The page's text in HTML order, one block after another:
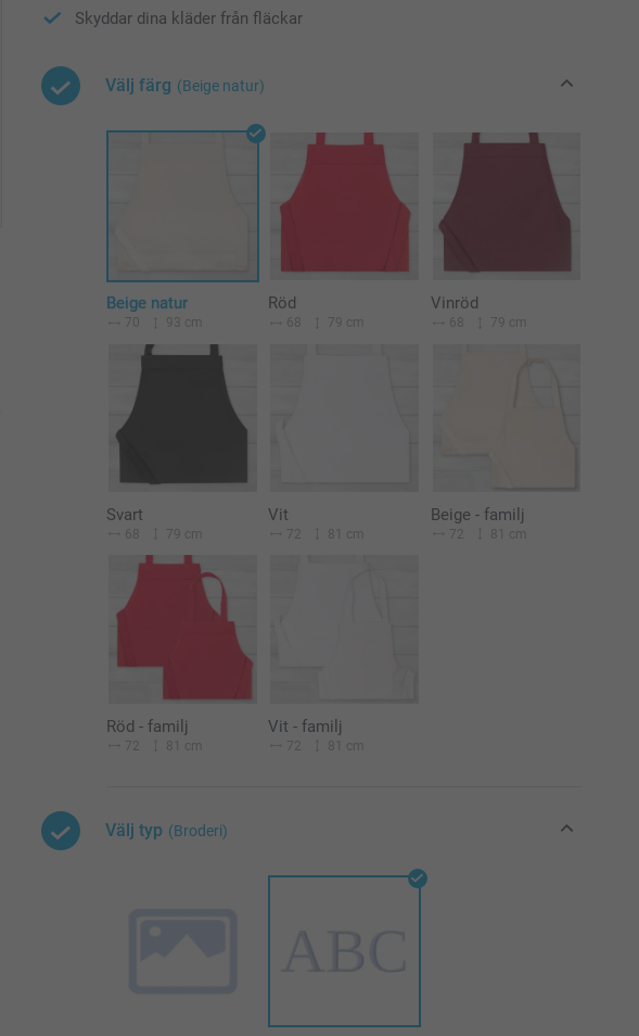
Skyddar dina kläder från fläckar
Välj färg (Beige natur)
Beige natur
70 93 cm
Röd
68 79 cm
Vinröd
68 79 cm
Svart
68 79 cm
Vit
72 81 cm
Beige - familj
72 81 cm
Röd - familj
72 81 cm
Vit - familj
72 81 cm
Välj typ (Broderi)